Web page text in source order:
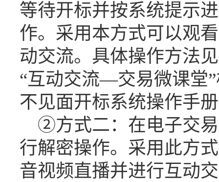
等待开标并按系统提示
作。采用本方式可以观
动交流。具体操作方法
“互动交流—交易微课堂”
不见面开标系统操作手
②方式二：在电子交
行解密操作。 采用此方
音视频直播并进行互动